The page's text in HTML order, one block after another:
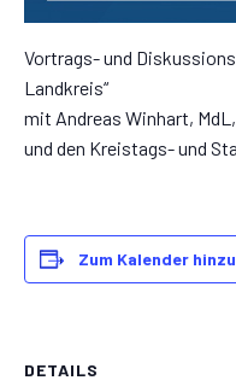
Vortrags- und
Landkreis“
mit Andreas Winhart,
und den Kreistags- und
Zum Kalender
DETAILS